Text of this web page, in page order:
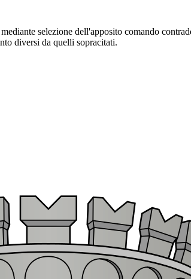
selezione dell'apposito comando
diversi da quelli sopracitati.